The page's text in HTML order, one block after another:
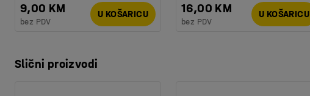
9,00 KM
bez PDV
U KOŠARICU 16,00 KM
bez PDV
U KOŠARICU
Slični proizvodi